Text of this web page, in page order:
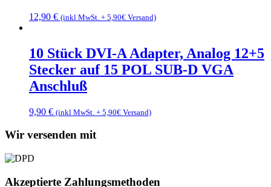
12,90 € (inkl MwSt. + 5,90€ Versand)
10 Stück DVI-A Adapter, Analog 12+5
Stecker auf 15 POL SUB-D VGA
Anschluß
9,90 € (inkl MwSt. + 5,90€ Versand)
Wir versenden mit
Akzeptierte Zahlungsmethoden